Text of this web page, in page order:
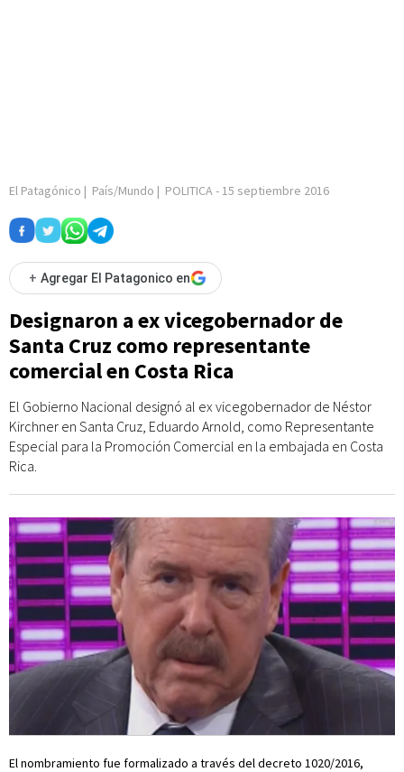
El Patagónico | País/Mundo | POLITICA- 15 septiembre 2016
+ Agregar El Patagonico en
Designaron a ex vicegobernador de
Santa Cruz como representante
comercial en Costa Rica
El Gobierno Nacional designó al ex vicegobernador de Néstor
Kirchner en Santa Cruz, Eduardo Arnold, como Representante
Especial para la Promoción Comercial en la embajada en Costa
Rica.
El nombramiento fue formalizado a través del decreto 1020/2016,